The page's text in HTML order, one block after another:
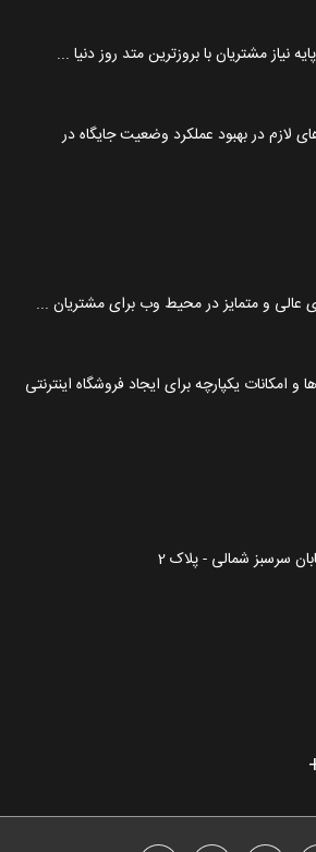
نیاز مشتریان با بروزترین متد روز دنیا ...
لازم در بهبود عملکرد وضعیت جایگاه در
عالی و متمایز در محیط وب برای مشتریان ...
و امکانات یکپارچه برای ایجاد فروشگاه اینترنتی
سرسبز شمالی - پلاک 2